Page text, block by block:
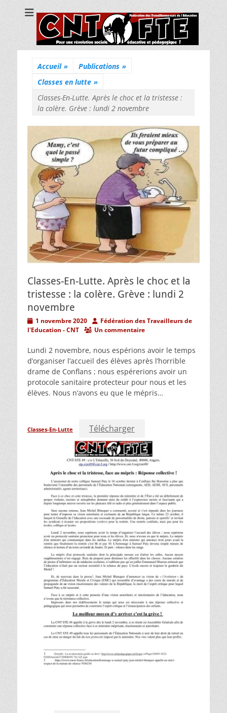
CNT Fédération
des
Travailleuses/eurs
Pour une révolution sociale, éducative et pédagogique !
Accueil » Publications »
Classes en lutte »
Classes-En-Lutte. Après le choc et la tristesse :
la colère. Grève : lundi 2 novembre
Classes-En-Lutte. Après le choc et la
tristesse : la colère. Grève : lundi 2
novembre
Posted
on
1 novembre 2020 AuthorFédération des Travailleurs de
l'Education - CNT
Un commentaire
Lundi 2 novembre, nous espérions avoir le temps
d’organiser l’accueil des élèves après l’horrible
drame de Conflans ; nous espérerions avoir un
protocole sanitaire protecteur pour nous et les
élèves. Nous n’avons eu que le mépris…
Classes-En-Lutte Télécharger